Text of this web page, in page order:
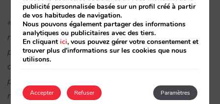
« Chez Google, nous sommes fiers d’être le
moteur qui, avec des partenaires comme Mirai,
propulse Camino Real vers de nouveaux horizons
de succès. Nous avons exécuté une stratégie
parfaitement orchestrée, allant de campagnes de
recherche structurées à l’utilisation de
publicité personnalisée basée sur un profil créé à partir
de vos habitudes de navigation.
Nous pouvons également partager des informations
analytiques ou publicitaires avec des tiers.
En cliquantici, vous pouvez gérer votre consentement et
trouver plus d'informations sur les cookies que nous
utilisons.
Accepter Paramètres
Refuser